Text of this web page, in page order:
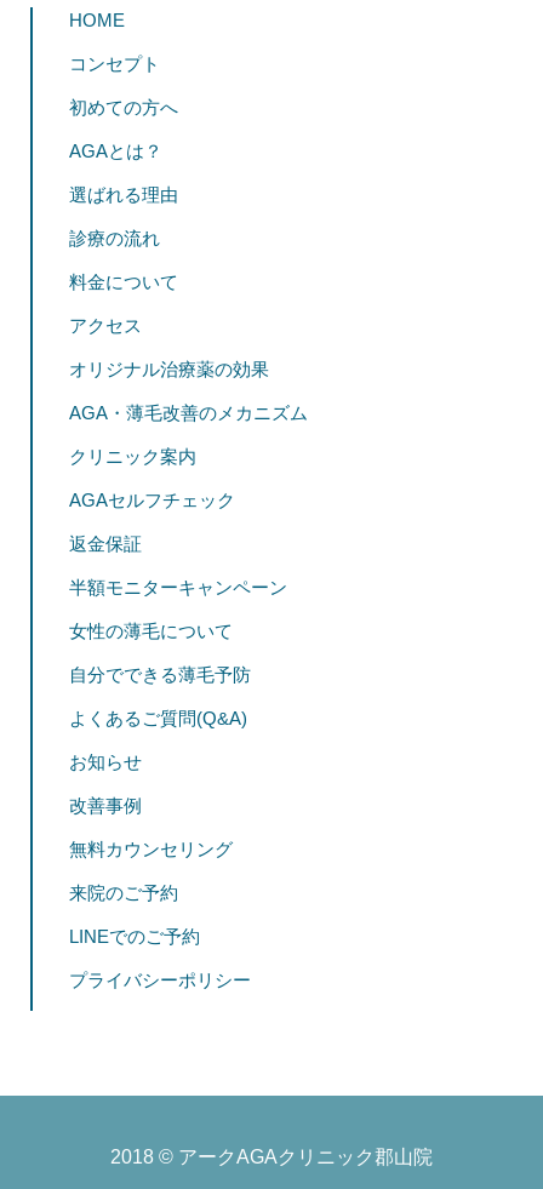
HOME
コンセプト
初めての方へ
AGAとは？
選ばれる理由
診療の流れ
料金について
アクセス
オリジナル治療薬の効果
AGA・薄毛改善のメカニズム
クリニック案内
AGAセルフチェック
返金保証
半額モニターキャンペーン
女性の薄毛について
自分でできる薄毛予防
よくあるご質問(Q&A)
お知らせ
改善事例
無料カウンセリング
来院のご予約
LINEでのご予約
プライバシーポリシー
2018 © アークAGAクリニック郡山院